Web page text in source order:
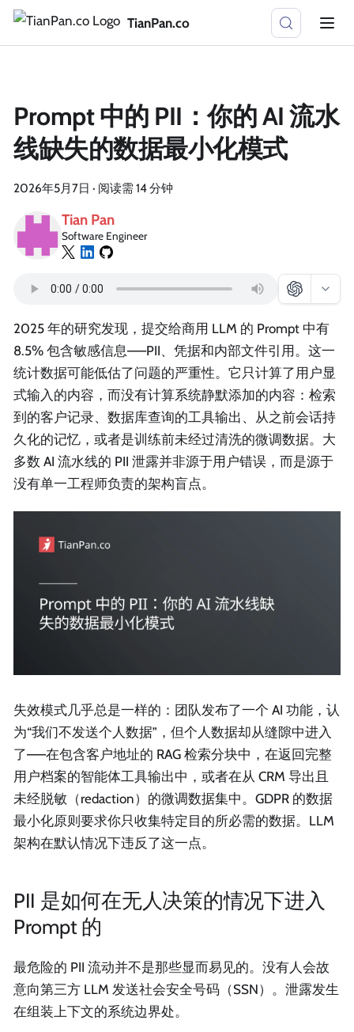
TianPan.co
Prompt 中的 PII：你的 AI 流水
线缺失的数据最小化模式
2026年5月7日 · 阅读需 14 分钟
Tian Pan
Software Engineer
2025 年的研究发现，提交给商用 LLM 的 Prompt 中有
8.5% 包含敏感信息——PII、凭据和内部文件引用。这一
统计数据可能低估了问题的严重性。它只计算了用户显
式输入的内容，而没有计算系统静默添加的内容：检索
到的客户记录、数据库查询的工具输出、从之前会话持
久化的记忆，或者是训练前未经过清洗的微调数据。大
多数 AI 流水线的 PII 泄露并非源于用户错误，而是源于
没有单一工程师负责的架构盲点。
失效模式几乎总是一样的：团队发布了一个 AI 功能，认
为“我们不发送个人数据”，但个人数据却从缝隙中进入
了——在包含客户地址的 RAG 检索分块中，在返回完整
用户档案的智能体工具输出中，或者在从 CRM 导出且
未经脱敏（redaction）的微调数据集中。GDPR 的数据
最小化原则要求你只收集特定目的所必需的数据。LLM
架构在默认情况下违反了这一点。
PII 是如何在无人决策的情况下进入
Prompt 的
最危险的 PII 流动并不是那些显而易见的。没有人会故
意向第三方 LLM 发送社会安全号码（SSN）。泄露发生
在组装上下文的系统边界处。